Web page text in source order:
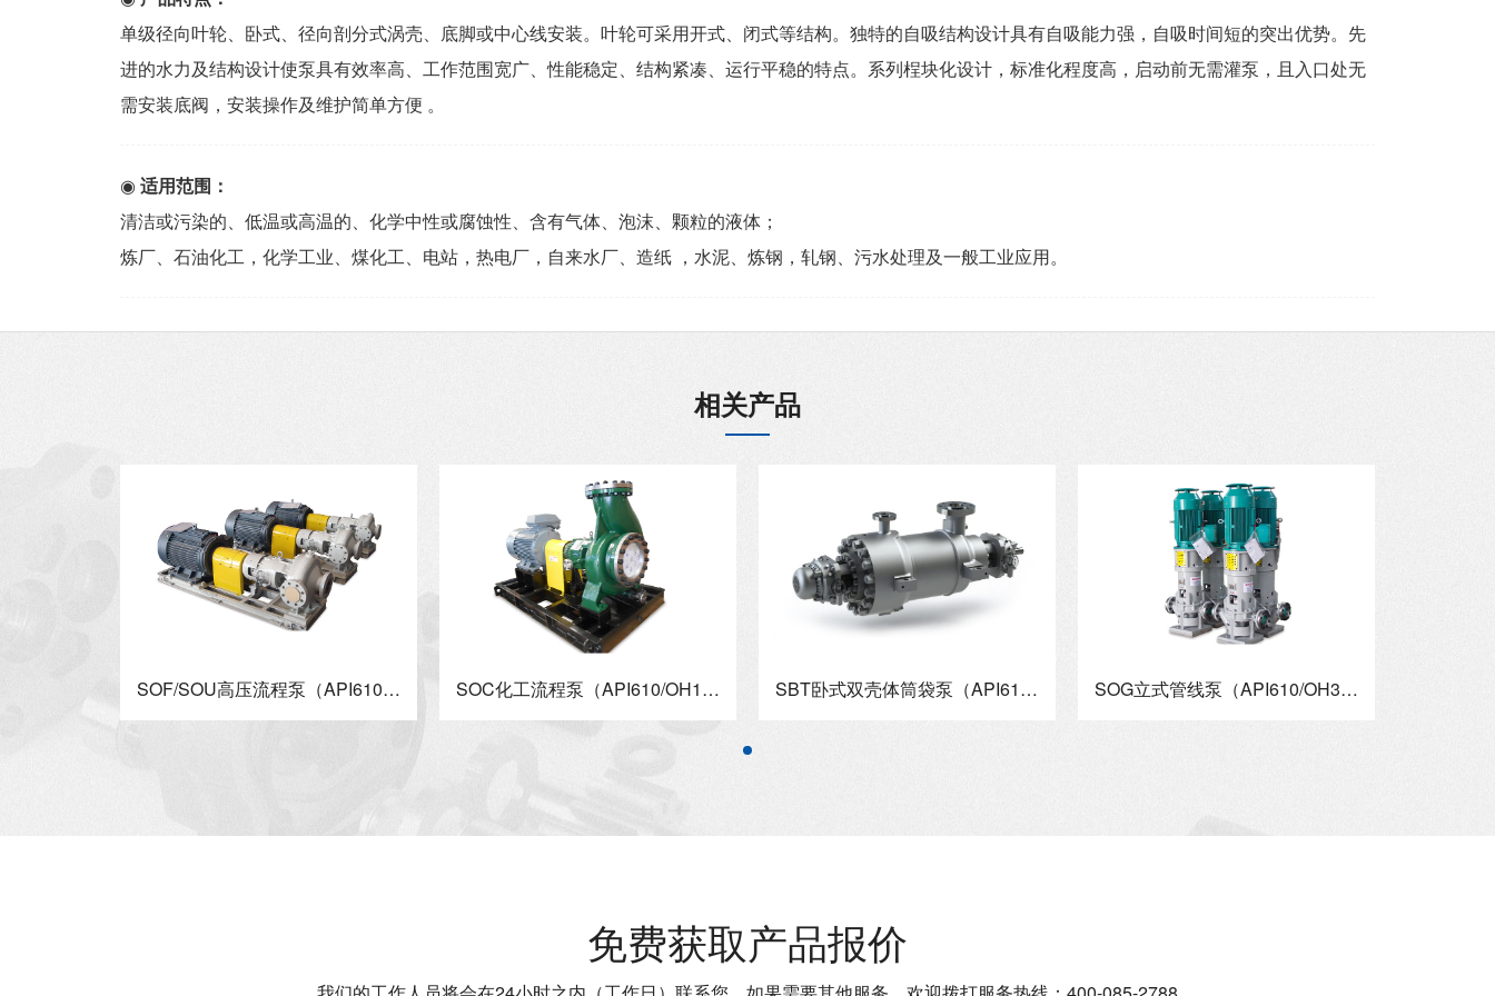
单级径向叶轮、卧式、径向剖分式涡壳、底脚或中心线安装。叶轮可采用开式、闭式等结构。独特的自吸结构设计具有自吸能力强，自吸时间短的突出优势。先
进的水力及结构设计使泵具有效率高、工作范围宽广、性能稳定、结构紧凑、运行平稳的特点。系列桯块化设计，标准化程度高，启动前无需灌泵，且入口处无
需安装底阀，安装操作及维护简单方便 。
◉ 适用范围：
清洁或污染的、低温或高温的、化学中性或腐蚀性、含有气体、泡沫、颗粒的液体；
炼厂、石油化工，化学工业、煤化工、电站，热电厂，自来水厂、造纸 ，水泥、炼钢，轧钢、污水处理及一般工业应用。
相关产品
SOF/SOU高压流程泵（API610/OH2型式） SOC化工流程泵（API610/OH1型式） SBT卧式双壳体筒袋泵（API610 BB5型式） SOG立式管线泵（API610/OH3型式）
免费获取产品报价